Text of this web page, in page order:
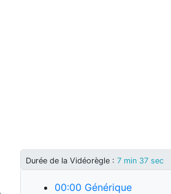
Durée de la Vidéorègle : 7 min 37 sec
00:00 Générique